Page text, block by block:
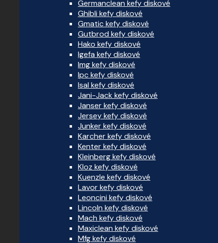
Germanclean kefy diskové
Ghibli kefy diskové
Gmatic kefy diskové
Gutbrod kefy diskové
Hako kefy diskové
Igefa kefy diskové
Img kefy diskové
Ipc kefy diskové
Isal kefy diskové
Jani-Jack kefy diskové
Janser kefy diskové
Jersey kefy diskové
Junker kefy diskové
Karcher kefy diskové
Kenter kefy diskové
Kleinberg kefy diskové
Kloz kefy diskové
Kuenzle kefy diskové
Lavor kefy diskové
Leoncini kefy diskové
Lincoln kefy diskové
Mach kefy diskové
Maxiclean kefy diskové
Mfg kefy diskové